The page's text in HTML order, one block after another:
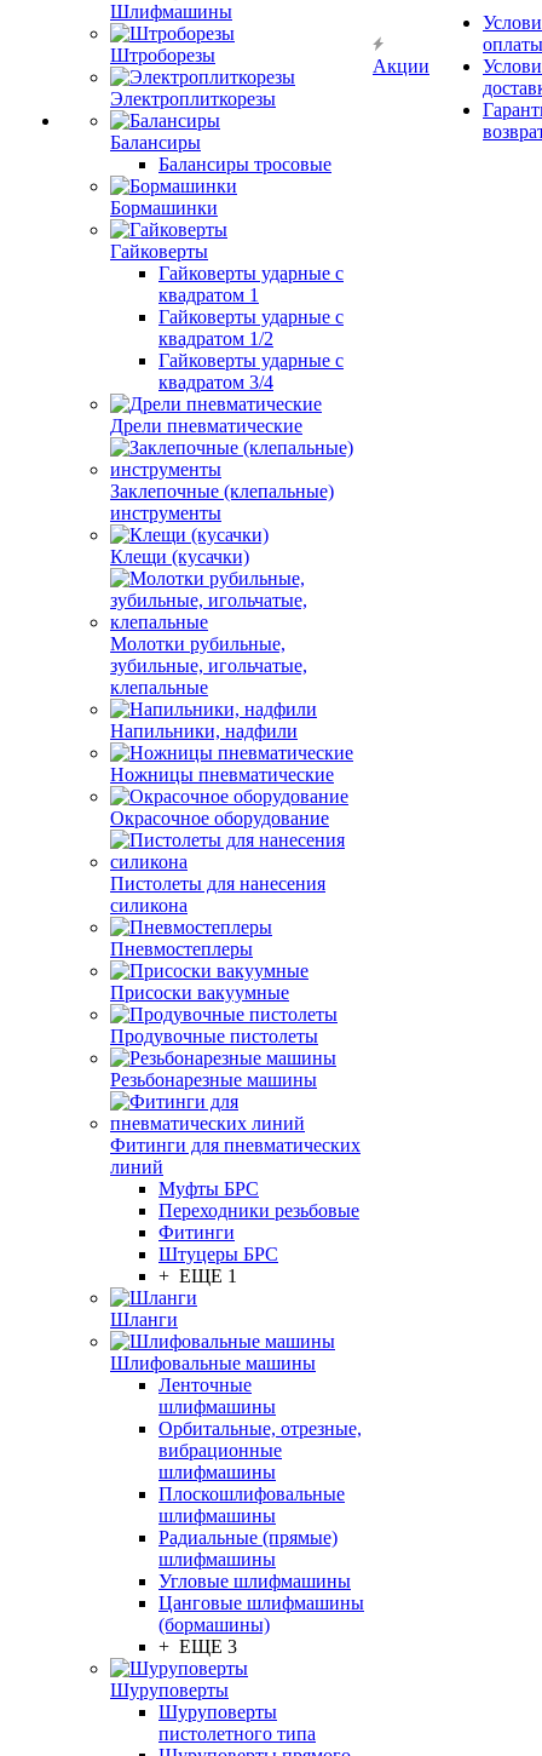
Шлифмашины
Штроборезы
Электроплиткорезы
Балансиры
Балансиры тросовые
Бормашинки
Гайковерты
Гайковерты ударные с
квадратом 1
Гайковерты ударные с
квадратом 1/2
Гайковерты ударные с
квадратом 3/4
Дрели пневматические
Заклепочные (клепальные)
инструменты
Клещи (кусачки)
Молотки рубильные,
зубильные, игольчатые,
клепальные
Напильники, надфили
Ножницы пневматические
Окрасочное оборудование
Пистолеты для нанесения
силикона
Пневмостеплеры
Присоски вакуумные
Продувочные пистолеты
Резьбонарезные машины
Фитинги для пневматических
линий
Муфты БРС
Переходники резьбовые
Фитинги
Штуцеры БРС
+ ЕЩЕ 1
Шланги
Шлифовальные машины
Ленточные
шлифмашины
Орбитальные, отрезные,
вибрационные
шлифмашины
Плоскошлифовальные
шлифмашины
Радиальные (прямые)
шлифмашины
Угловые шлифмашины
Цанговые шлифмашины
(бормашины)
+ ЕЩЕ 3
Шуруповерты
Шуруповерты
пистолетного типа
Акции
оплаты